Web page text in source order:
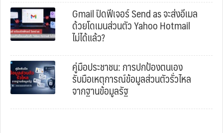
Gmail ปิดฟีเจอร์ Send as จะส่งอีเมล
ด้วยโดเมนส่วนตัว Yahoo Hotmail
ไม่ได้แล้ว?
คู่มือประชาชน: การปกป้องตนเอง
รับมือเหตุการณ์ข้อมูลส่วนตัวรั่วไหล
จากฐานข้อมูลรัฐ